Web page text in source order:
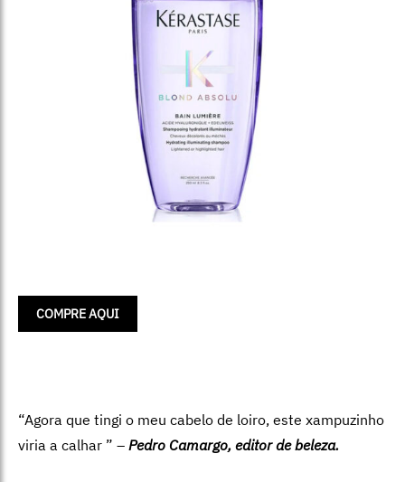
COMPRE AQUI
“Agora que tingi o meu cabelo de loiro, este xampuzinho
viria a calhar ” – Pedro Camargo, editor de beleza.